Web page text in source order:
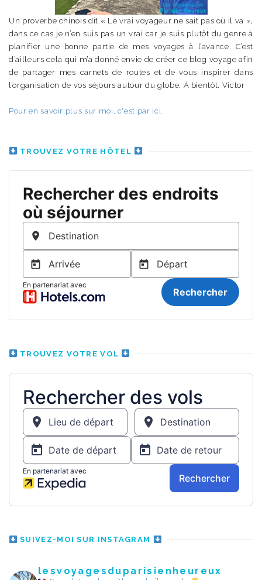
Un proverbe chinois dit « Le vrai voyageur ne sait pas où il va »,
dans ce cas je n’en suis pas un vrai car je suis plutôt du genre à
planifier une bonne partie de mes voyages à l’avance. C’est
d’ailleurs cela qui m’a donné envie de créer ce blog voyage afin
de partager mes carnets de routes et de vous inspirer dans
l’organisation de vos séjours autour du globe. À bientôt. Victor
Pour en savoir plus sur moi, c'est par ici.
TROUVEZ VOTRE HÔTEL
TROUVEZ VOTRE VOL
SUIVEZ-MOI SUR INSTAGRAM
lesvoyagesduparisienheureux